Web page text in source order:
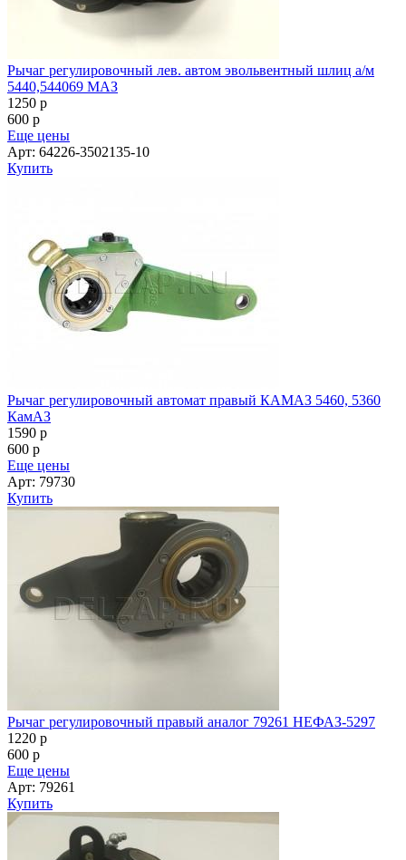
Рычаг регулировочный лев. автом эвольвентный шлиц а/м
5440,544069 МАЗ
1250 p
600 p
Еще цены
Арт: 64226-3502135-10
Купить
Рычаг регулировочный автомат правый КАМАЗ 5460, 5360
КамАЗ
1590 p
600 p
Еще цены
Арт: 79730
Купить
Рычаг регулировочный правый аналог 79261 НЕФАЗ-5297
1220 p
600 p
Еще цены
Арт: 79261
Купить